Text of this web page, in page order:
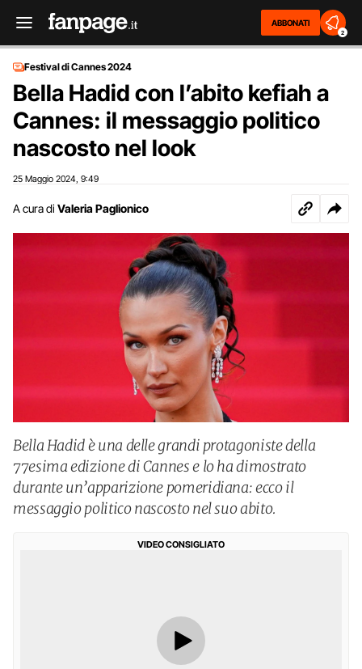
ABBONATI
2
Festival di Cannes 2024
Bella Hadid con l’abito kefiah a
Cannes: il messaggio politico
nascosto nel look
25 Maggio 2024 9:49
A cura di Valeria Paglionico
Bella Hadid è una delle grandi protagoniste della
77esima edizione di Cannes e lo ha dimostrato
durante un’apparizione pomeridiana: ecco il
messaggio politico nascosto nel suo abito.
VIDEO CONSIGLIATO